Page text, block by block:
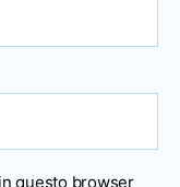
questo browser